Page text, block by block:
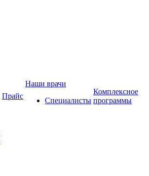
Прайс
Наши врачи
Специалисты
Комплексное
программы